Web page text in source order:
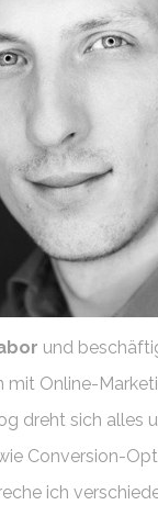
und
mit Online-
dreht sich alles
Conversion-
ich